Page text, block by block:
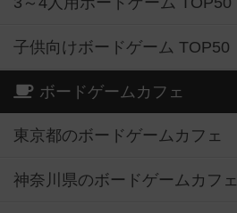
子供向けボードゲーム TOP50
ボードゲームカフェ
東京都のボードゲームカフェ
神奈川県のボードゲームカフェ